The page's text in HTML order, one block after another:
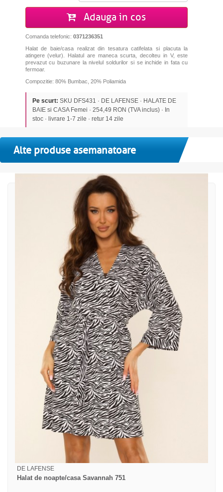
Adauga in cos
Comanda telefonic: 0371236351
Halat de baie/casa realizat din tesatura catifelata si placuta la
atingere (velur). Halatul are maneca scurta, decolteu in V, este
prevazut cu buzunare la nivelul soldurilor si se inchide in fata cu
fermoar.
Compozitie: 80% Bumbac, 20% Poliamida
Pe scurt: SKU DFS431 · DE LAFENSE · HALATE DE
BAIE si CASA Femei · 254,49 RON (TVA inclus) · In
stoc · livrare 1-7 zile · retur 14 zile
Alte produse asemanatoare
DE LAFENSE
Halat de noapte/casa Savannah 751